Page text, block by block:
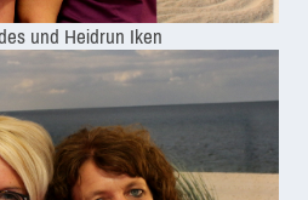
und Heidrun Iken